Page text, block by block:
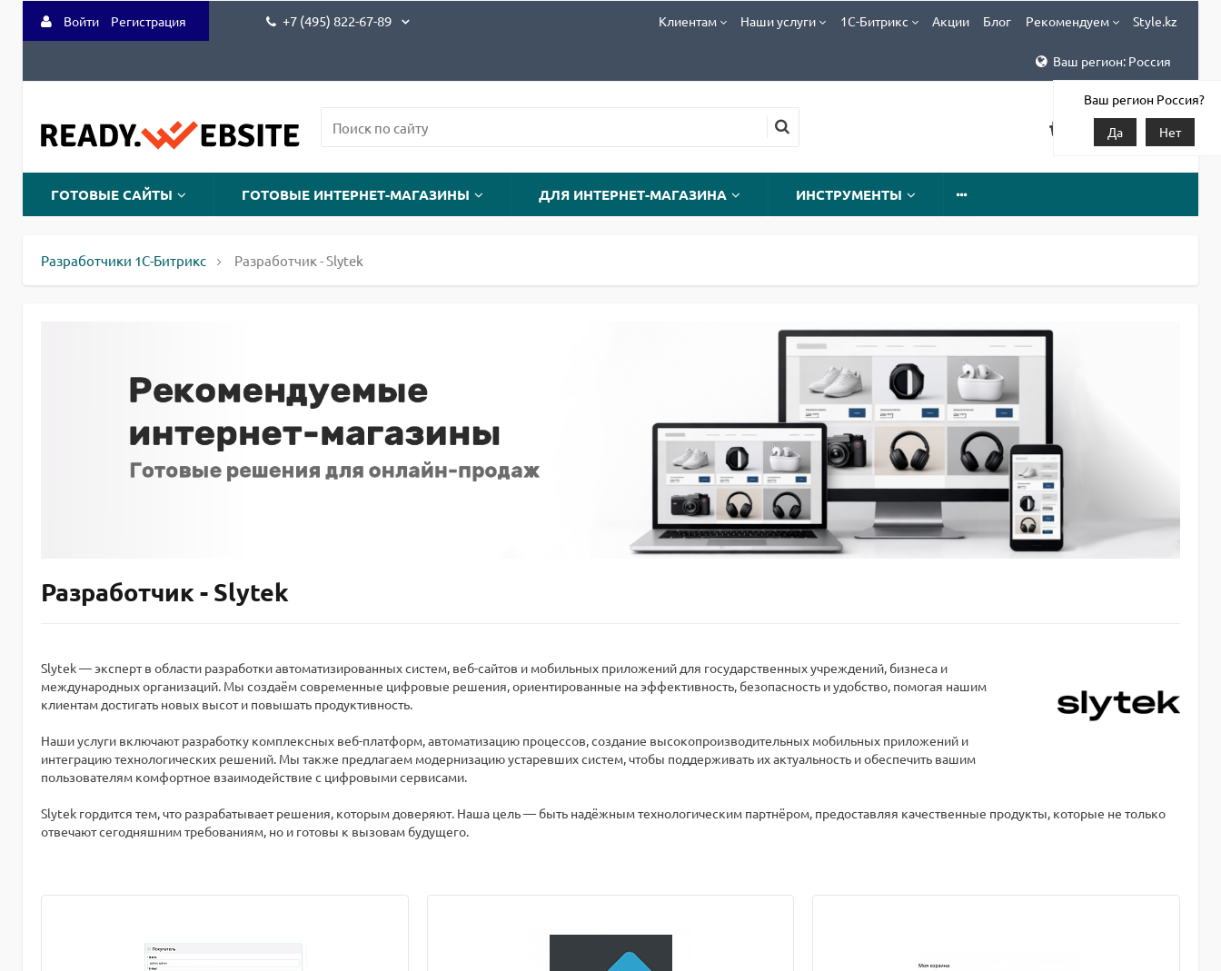
Войти Регистрация +7 (495) 822-67-89 Клиентам Наши услуги 1С-Битрикс Акции Блог Рекомендуем Style.kz
Ваш регион: Россия
Ваш регион Россия?
Да
Нет
ГОТОВЫЕ САЙТЫ ГОТОВЫЕ ИНТЕРНЕТ-МАГАЗИНЫ ДЛЯ ИНТЕРНЕТ-МАГАЗИНА ИНСТРУМЕНТЫ
Разработчики 1С-Битрикс Разработчик - Slytek
Разработчик - Slytek
Slytek — эксперт в области разработки автоматизированных систем, веб-сайтов и мобильных приложений для государственных учреждений, бизнеса и
международных организаций. Мы создаём современные цифровые решения, ориентированные на эффективность, безопасность и удобство, помогая нашим
клиентам достигать новых высот и повышать продуктивность.
Наши услуги включают разработку комплексных веб-платформ, автоматизацию процессов, создание высокопроизводительных мобильных приложений и
интеграцию технологических решений. Мы также предлагаем модернизацию устаревших систем, чтобы поддерживать их актуальность и обеспечить вашим
пользователям комфортное взаимодействие с цифровыми сервисами.
Slytek гордится тем, что разрабатывает решения, которым доверяют. Наша цель — быть надёжным технологическим партнёром, предоставляя качественные продукты, которые не только
отвечают сегодняшним требованиям, но и готовы к вызовам будущего.